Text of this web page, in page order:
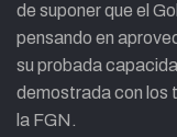
de suponer que el
pensando en
su probada
demostrada con los
la FGN.